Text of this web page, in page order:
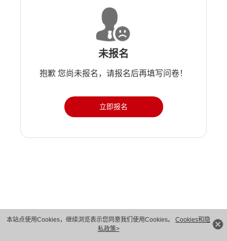
本站点使用Cookies，继续浏览表示您同意我们使用Cookies。 Cookies和隐
私政策>
未报名
抱歉 您尚未报名，请报名后再填写问卷！
立即报名